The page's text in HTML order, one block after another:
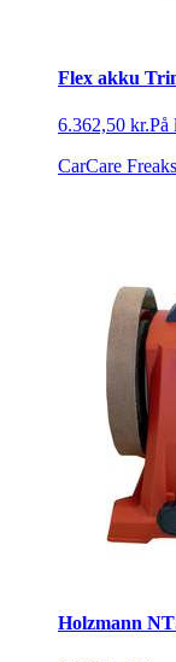
Flex akku
6.362,50 kr.På
CarCare Freaks
Holzmann